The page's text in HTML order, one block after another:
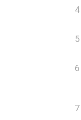
4
5
6
7